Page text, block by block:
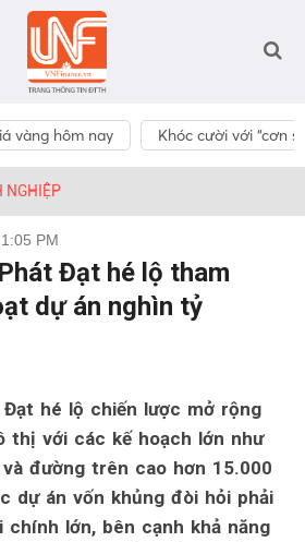
vàng hôm nay Khóc cười với “cơn
NGHIỆP
PM
Đạt hé lộ tham
dự án nghìn tỷ
hé lộ chiến lược mở rộng
thị với các kế hoạch lớn như
đường trên cao hơn 15.000
dự án vốn khủng đòi hỏi phải
lớn, bên cạnh khả năng